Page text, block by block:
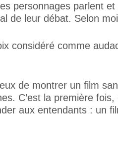
personnages parlent
de leur débat. Selon
considéré comme
de montrer un film
C’est la première
aux entendants : un